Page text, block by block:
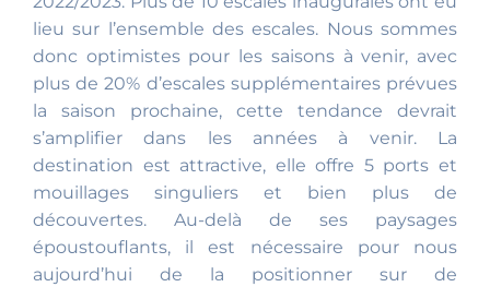
lieu sur l’ensemble des escales. Nous sommes
donc optimistes pour les saisons à venir, avec
plus de 20% d’escales supplémentaires prévues
la saison prochaine, cette tendance devrait
s’amplifier dans les années à venir. La
destination est attractive, elle offre 5 ports et
mouillages singuliers et bien plus de
découvertes. Au-delà de ses paysages
époustouflants, il est nécessaire pour nous
aujourd’hui de la positionner sur de